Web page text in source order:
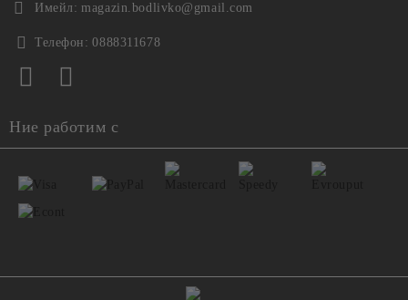
Имейл: magazin.bodlivko@gmail.com
Телефон: 0888311678
Ние работим с